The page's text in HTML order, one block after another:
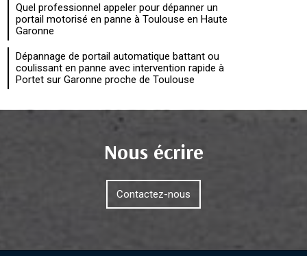
Quel professionnel appeler pour dépanner un
portail motorisé en panne à Toulouse en Haute
Garonne
Dépannage de portail automatique battant ou
coulissant en panne avec intervention rapide à
Portet sur Garonne proche de Toulouse
Nous écrire
Contactez-nous